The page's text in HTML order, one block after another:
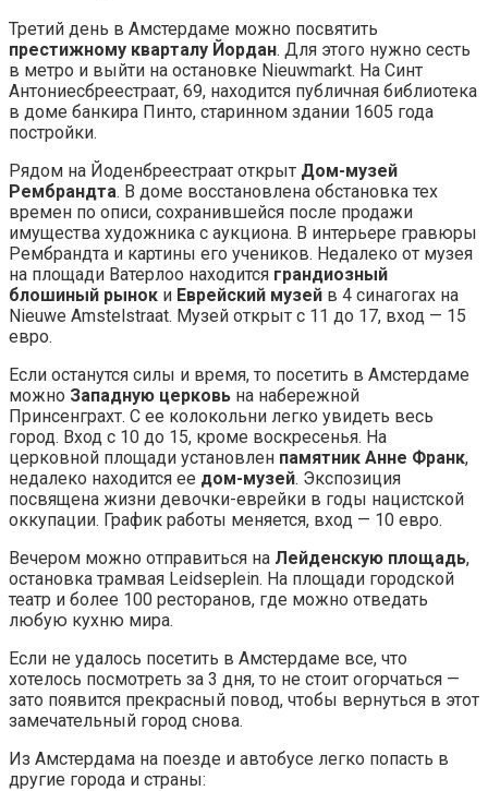
Третий день в Амстердаме можно посвятить
престижному кварталу Йордан. Для этого нужно сесть
в метро и выйти на остановке Nieuwmarkt. На Синт
Антониесбреестраат, 69, находится публичная библиотека
в доме банкира Пинто, старинном здании 1605 года
постройки.
Рядом на Йоденбреестраат открыт Дом-музей
Рембрандта. В доме восстановлена обстановка тех
времен по описи, сохранившейся после продажи
имущества художника с аукциона. В интерьере гравюры
Рембрандта и картины его учеников. Недалеко от музея
на площади Ватерлоо находится грандиозный
блошиный рынок и Еврейский музей в 4 синагогах на
Nieuwe Amstelstraat. Музей открыт с 11 до 17, вход — 15
евро.
Если останутся силы и время, то посетить в Амстердаме
можно Западную церковь на набережной
Принсенграхт. С ее колокольни легко увидеть весь
город. Вход с 10 до 15, кроме воскресенья. На
церковной площади установлен памятник Анне Франк,
недалеко находится ее дом-музей. Экспозиция
посвящена жизни девочки-еврейки в годы нацистской
оккупации. График работы меняется, вход — 10 евро.
Вечером можно отправиться на Лейденскую площадь,
остановка трамвая Leidseplein. На площади городской
театр и более 100 ресторанов, где можно отведать
любую кухню мира.
Если не удалось посетить в Амстердаме все, что
хотелось посмотреть за 3 дня, то не стоит огорчаться —
зато появится прекрасный повод, чтобы вернуться в этот
замечательный город снова.
Из Амстердама на поезде и автобусе легко попасть в
другие города и страны: